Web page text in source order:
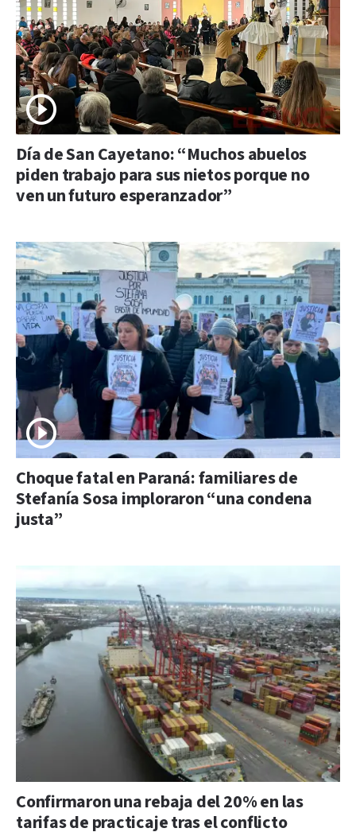
Día de San Cayetano: “Muchos abuelos
piden trabajo para sus nietos porque no
ven un futuro esperanzador”
Choque fatal en Paraná: familiares de
Stefanía Sosa imploraron “una condena
justa”
Confirmaron una rebaja del 20% en las
tarifas de practicaje tras el conflicto